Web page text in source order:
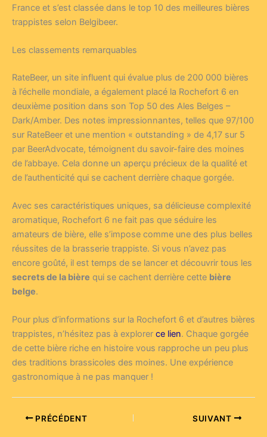
France et s’est classée dans le top 10 des meilleures bières
trappistes selon Belgibeer.
Les classements remarquables
RateBeer, un site influent qui évalue plus de 200 000 bières
à l’échelle mondiale, a également placé la Rochefort 6 en
deuxième position dans son Top 50 des Ales Belges –
Dark/Amber. Des notes impressionnantes, telles que 97/100
sur RateBeer et une mention « outstanding » de 4,17 sur 5
par BeerAdvocate, témoignent du savoir-faire des moines
de l’abbaye. Cela donne un aperçu précieux de la qualité et
de l’authenticité qui se cachent derrière chaque gorgée.
Avec ses caractéristiques uniques, sa délicieuse complexité
aromatique, Rochefort 6 ne fait pas que séduire les
amateurs de bière, elle s’impose comme une des plus belles
réussites de la brasserie trappiste. Si vous n’avez pas
encore goûté, il est temps de se lancer et découvrir tous les
secrets de la bière qui se cachent derrière cette bière
belge.
Pour plus d’informations sur la Rochefort 6 et d’autres bières
trappistes, n’hésitez pas à explorer ce lien. Chaque gorgée
de cette bière riche en histoire vous rapproche un peu plus
des traditions brassicoles des moines. Une expérience
gastronomique à ne pas manquer !
PRÉCÉDENT SUIVANT